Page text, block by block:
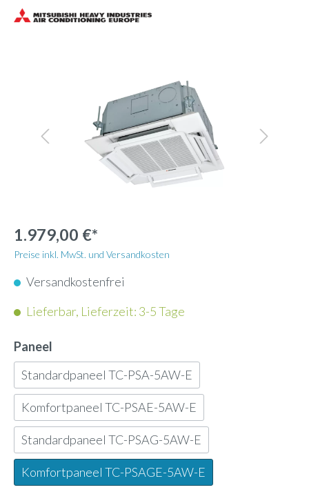
1.979,00 €*
Preise inkl. MwSt. und Versandkosten
Versandkostenfrei
Lieferbar, Lieferzeit: 3-5 Tage
Paneel
Standardpaneel TC-PSA-5AW-E
Komfortpaneel TC-PSAE-5AW-E
Standardpaneel TC-PSAG-5AW-E
Komfortpaneel TC-PSAGE-5AW-E